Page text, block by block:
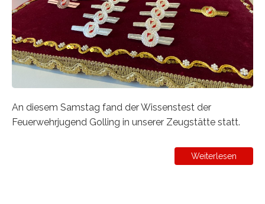
An diesem Samstag fand der Wissenstest der
Feuerwehrjugend Golling in unserer Zeugstätte statt.
Weiterlesen